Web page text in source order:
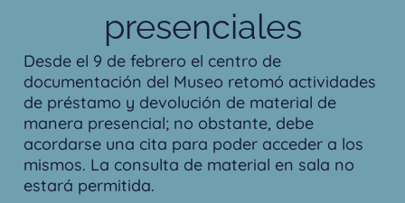
presenciales
Desde el 9 de febrero el centro de
documentación del Museo retomó actividades
de préstamo y devolución de material de
manera presencial; no obstante, debe
acordarse una cita para poder acceder a los
mismos. La consulta de material en sala no
estará permitida.